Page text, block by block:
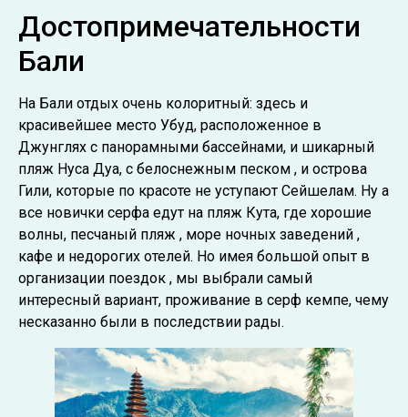
Достопримечательности
Бали
На Бали отдых очень колоритный: здесь и
красивейшее место Убуд, расположенное в
Джунглях с панорамными бассейнами, и шикарный
пляж Нуса Дуа, с белоснежным песком , и острова
Гили, которые по красоте не уступают Сейшелам. Ну а
все новички серфа едут на пляж Кута, где хорошие
волны, песчаный пляж , море ночных заведений ,
кафе и недорогих отелей. Но имея большой опыт в
организации поездок , мы выбрали самый
интересный вариант, проживание в серф кемпе, чему
несказанно были в последствии рады.